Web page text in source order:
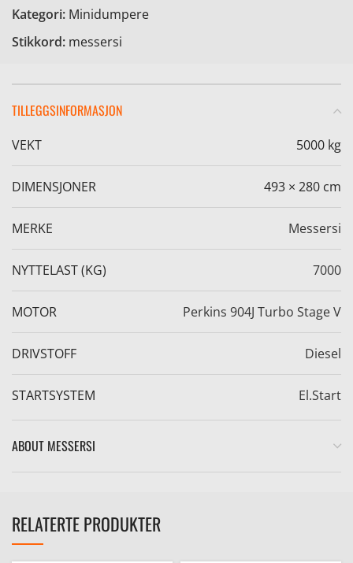
Kategori: Minidumpere
Stikkord: messersi
TILLEGGSINFORMASJON
VEKT 5000 kg
DIMENSJONER 493 × 280 cm
MERKE Messersi
NYTTELAST (KG) 7000
MOTOR Perkins 904J Turbo Stage V
DRIVSTOFF Diesel
STARTSYSTEM El.Start
ABOUT MESSERSI
RELATERTE PRODUKTER